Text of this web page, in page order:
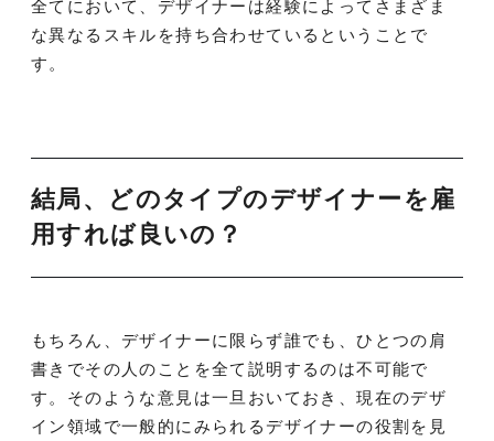
全てにおいて、デザイナーは経験によってさまざま
な異なるスキルを持ち合わせているということで
す。
結局、どのタイプのデザイナーを雇
用すれば良いの？
もちろん、デザイナーに限らず誰でも、ひとつの肩
書きでその人のことを全て説明するのは不可能で
す。そのような意見は一旦おいておき、現在のデザ
イン領域で一般的にみられるデザイナーの役割を見